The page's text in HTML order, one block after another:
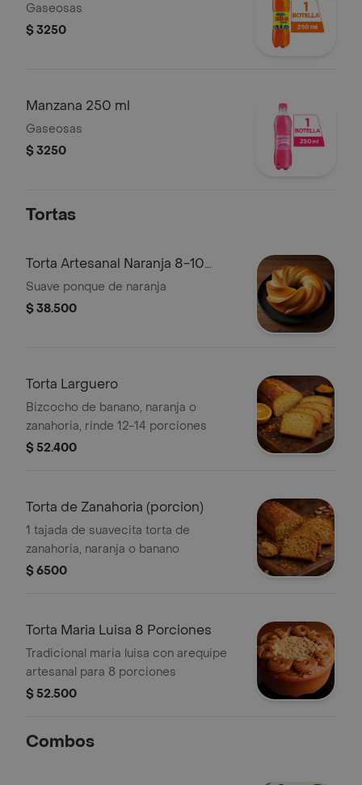
Gaseosas
$ 3250
Manzana 250 ml
Gaseosas
$ 3250
Tortas
Torta Artesanal Naranja 8-10
Porciones
Suave ponque de naranja
$ 38.500
Torta Larguero
Bizcocho de banano, naranja o
zanahoria, rinde 12-14 porciones
$ 52.400
Torta de Zanahoria (porcion)
1 tajada de suavecita torta de
zanahoria, naranja o banano
$ 6500
Torta Maria Luisa 8 Porciones
Tradicional maria luisa con arequipe
artesanal para 8 porciones
$ 52.500
Combos